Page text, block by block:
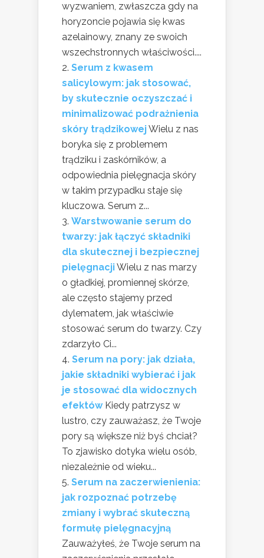
wyzwaniem, zwłaszcza gdy na
horyzoncie pojawia się kwas
azelainowy, znany ze swoich
wszechstronnych właściwości....
Serum z kwasem
salicylowym: jak stosować,
by skutecznie oczyszczać i
minimalizować podrażnienia
skóry trądzikowejWielu z nas
boryka się z problemem
trądziku i zaskórników, a
odpowiednia pielęgnacja skóry
w takim przypadku staje się
kluczowa. Serum z...
Warstwowanie serum do
twarzy: jak łączyć składniki
dla skutecznej i bezpiecznej
pielęgnacjiWielu z nas marzy
o gładkiej, promiennej skórze,
ale często stajemy przed
dylematem, jak właściwie
stosować serum do twarzy. Czy
zdarzyło Ci...
Serum na pory: jak działa,
jakie składniki wybierać i jak
je stosować dla widocznych
efektów Kiedy patrzysz w
lustro, czy zauważasz, że Twoje
pory są większe niż byś chciał?
To zjawisko dotyka wielu osób,
niezależnie od wieku...
Serum na zaczerwienienia:
jak rozpoznać potrzebę
zmiany i wybrać skuteczną
formułę pielęgnacyjną
Zauważyłeś, że Twoje serum na